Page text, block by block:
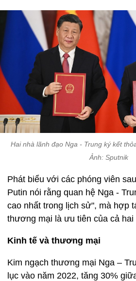
Hai nhà lãnh đạo Nga - Trung ký kết
Ảnh: Sputnik
Phát biểu với các phóng viên
Putin nói rằng quan hệ Nga -
cao nhất trong lịch sử", mà hợp
thương mại là ưu tiên của cả hai
Kinh tế và thương mại
Kim ngạch thương mại Nga –
lục vào năm 2022, tăng 30%